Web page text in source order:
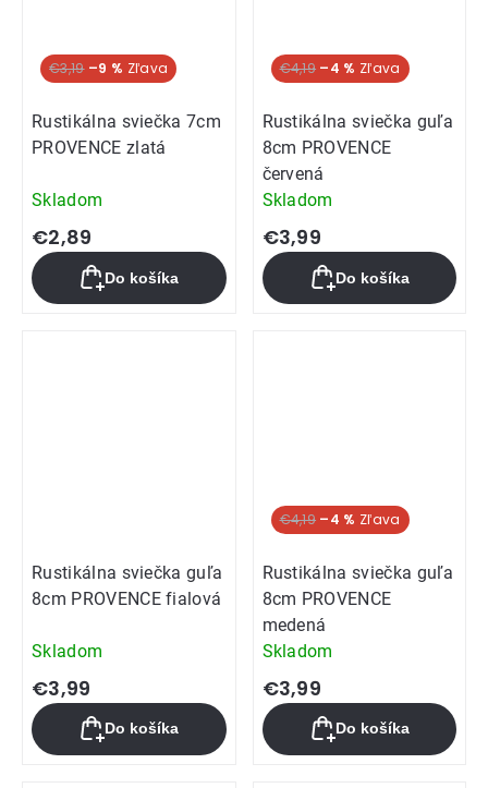
€3,19 –9 %
Rustikálna sviečka 7cm
PROVENCE zlatá
Skladom
€2,89
Do košíka
€4,19 –4 %
Rustikálna sviečka guľa
8cm PROVENCE
červená
Skladom
€3,99
Do košíka
Rustikálna sviečka guľa
8cm PROVENCE fialová
Skladom
€3,99
Do košíka
€4,19 –4 %
Rustikálna sviečka guľa
8cm PROVENCE
medená
Skladom
€3,99
Do košíka